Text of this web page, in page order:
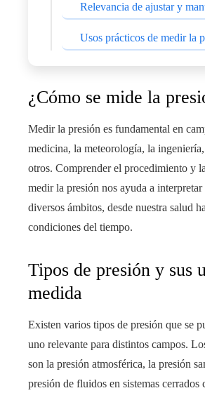
Relevancia de ajustar y
Usos prácticos de medir la
¿Cómo se mide la
Medir la presión es fundamental en
medicina, la meteorología, la
otros. Comprender el procedimiento y
medir la presión nos ayuda a interpretar
diversos ámbitos, desde nuestra salud
condiciones del tiempo.
Tipos de presión y sus
medida
Existen varios tipos de presión que se
uno relevante para distintos campos.
son la presión atmosférica, la presión
presión de fluidos en sistemas cerrados